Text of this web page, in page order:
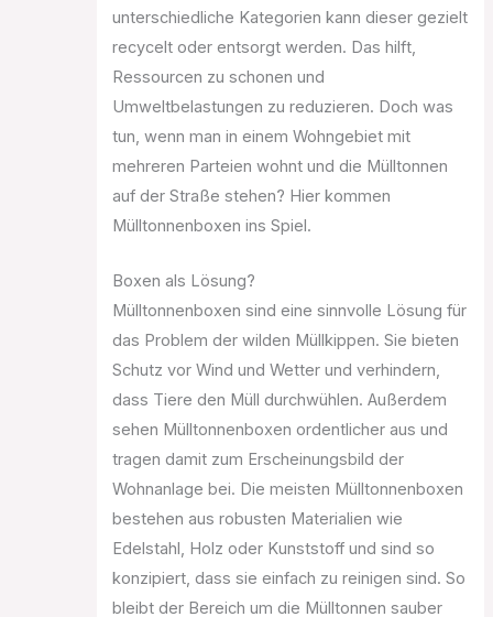
unterschiedliche Kategorien kann dieser gezielt
recycelt oder entsorgt werden. Das hilft,
Ressourcen zu schonen und
Umweltbelastungen zu reduzieren. Doch was
tun, wenn man in einem Wohngebiet mit
mehreren Parteien wohnt und die Mülltonnen
auf der Straße stehen? Hier kommen
Mülltonnenboxen ins Spiel.
Boxen als Lösung?
Mülltonnenboxen sind eine sinnvolle Lösung für
das Problem der wilden Müllkippen. Sie bieten
Schutz vor Wind und Wetter und verhindern,
dass Tiere den Müll durchwühlen. Außerdem
sehen Mülltonnenboxen ordentlicher aus und
tragen damit zum Erscheinungsbild der
Wohnanlage bei. Die meisten Mülltonnenboxen
bestehen aus robusten Materialien wie
Edelstahl, Holz oder Kunststoff und sind so
konzipiert, dass sie einfach zu reinigen sind. So
bleibt der Bereich um die Mülltonnen sauber